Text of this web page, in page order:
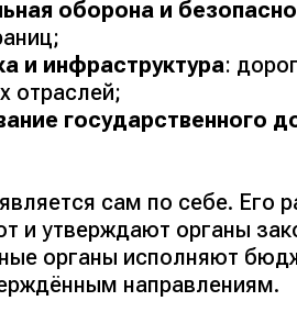
оборона и
и инфраструктура:
отраслей;
государственного
сам по себе. Его
и утверждают органы
органы исполняют
направлениям.